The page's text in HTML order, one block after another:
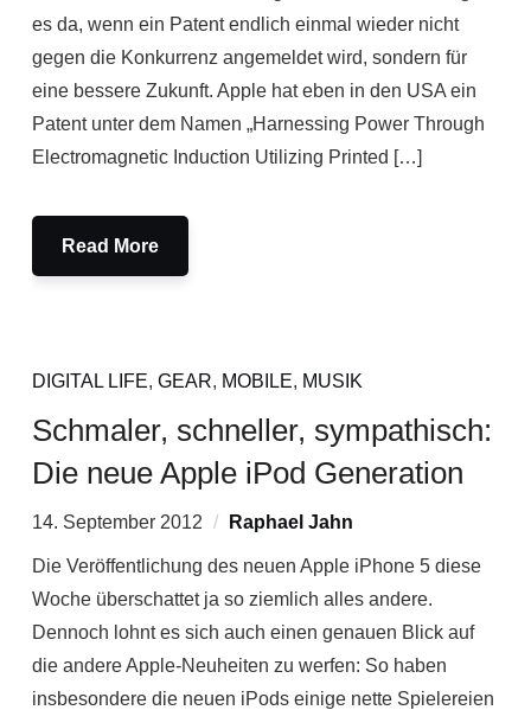
es da, wenn ein Patent endlich einmal wieder nicht
gegen die Konkurrenz angemeldet wird, sondern für
eine bessere Zukunft. Apple hat eben in den USA ein
Patent unter dem Namen „Harnessing Power Through
Electromagnetic Induction Utilizing Printed […]
Read More
DIGITAL LIFE, GEAR, MOBILE, MUSIK
Schmaler, schneller, sympathisch:
Die neue Apple iPod Generation
14. September 2012 Raphael Jahn
Die Veröffentlichung des neuen Apple iPhone 5 diese
Woche überschattet ja so ziemlich alles andere.
Dennoch lohnt es sich auch einen genauen Blick auf
die andere Apple-Neuheiten zu werfen: So haben
insbesondere die neuen iPods einige nette Spielereien